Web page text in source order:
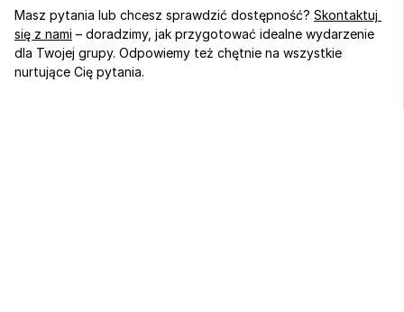
Masz pytania lub chcesz sprawdzić dostępność? Skontaktuj
się z nami – doradzimy, jak przygotować idealne wydarzenie
dla Twojej grupy. Odpowiemy też chętnie na wszystkie
nurtujące Cię pytania.